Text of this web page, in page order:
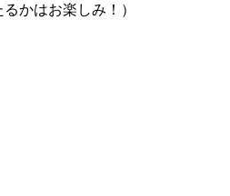
るかはお楽しみ！）